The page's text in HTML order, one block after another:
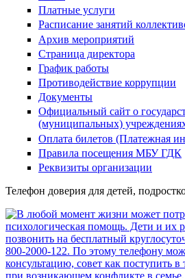
Платные услуги
Расписание занятий
Архив мероприятий
Страница директора
График работы
Противодействие коррупции
Документы
Официальный сайт о
(муниципальных)
Оплата билетов (Платежная
Правила посещения МБУ ГДК
Реквизиты организации
Телефон доверия для детей,